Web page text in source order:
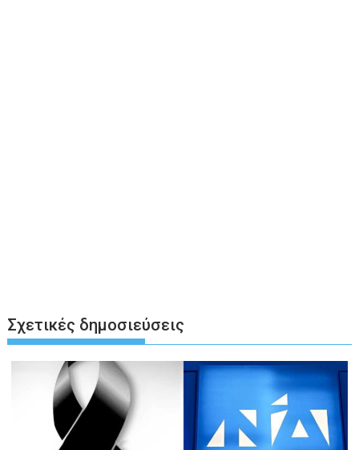
Σχετικές δημοσιεύσεις